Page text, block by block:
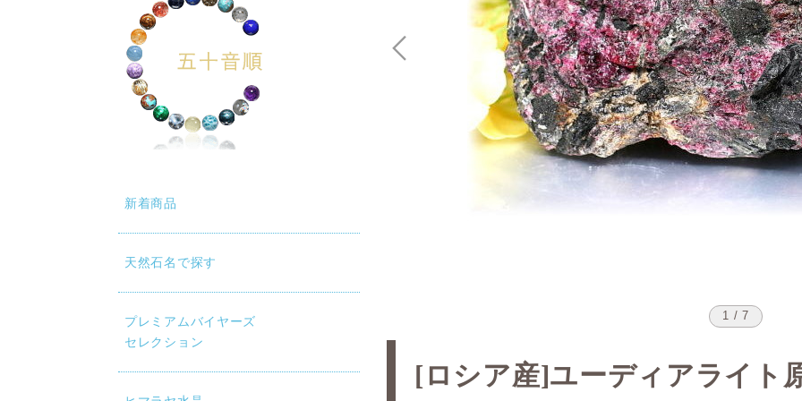
新着商品
天然石名で探す
プレミアムバイヤーズ
セレクション
1 / 7
[ロシア産]ユーディアライト